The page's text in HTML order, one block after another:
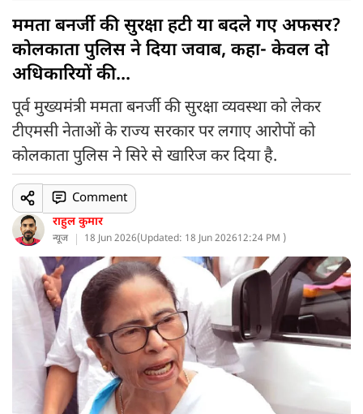
ममता बनर्जी की सुरक्षा हटी या बदले गए अफसर?
कोलकाता पुलिस ने दिया जवाब, कहा- केवल दो
अधिकारियों की...
पूर्व मुख्यमंत्री ममता बनर्जी की सुरक्षा व्यवस्था को लेकर
टीएमसी नेताओं के राज्य सरकार पर लगाए आरोपों को
कोलकाता पुलिस ने सिरे से खारिज कर दिया है.
राहुल कुमार
न्यूज 18 Jun 2026(Updated: 18 Jun 202612:24 PM )
Comment